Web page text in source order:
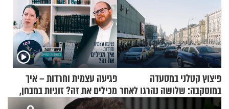
פיצוץ קטלני במסעדה
במוסקבה: שלושה נהרגו לאחר
שמטען שנשאה אישה התפוצץ
פגיעה עצמית וחרדות – איך
מכילים את זה? זוגיות במבחן,
הפעם עם יהודית ואלתר כהן